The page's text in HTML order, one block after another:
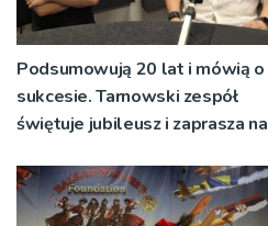
Podsumowują 20 lat i mówią o
sukcesie. Tarnowski zespół
świętuje jubileusz i zaprasza na